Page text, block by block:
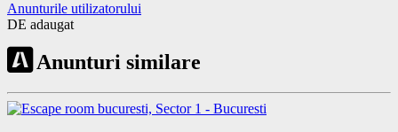
Anunturile utilizatorului
DE adaugat
Anunturi similare